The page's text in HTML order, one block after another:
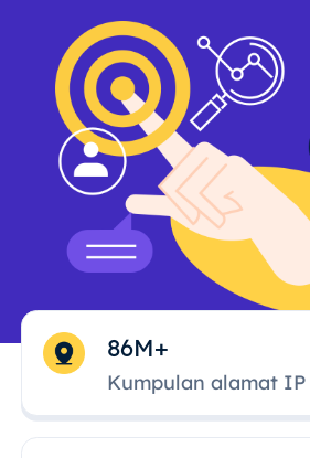
86M+
Kumpulan alamat IP